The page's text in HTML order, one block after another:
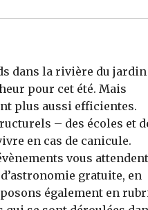
dans la rivière du jardin
pour cet été. Mais
plus aussi efficientes.
– des écoles et
en cas de canicule.
vous
gratuite, en
également en